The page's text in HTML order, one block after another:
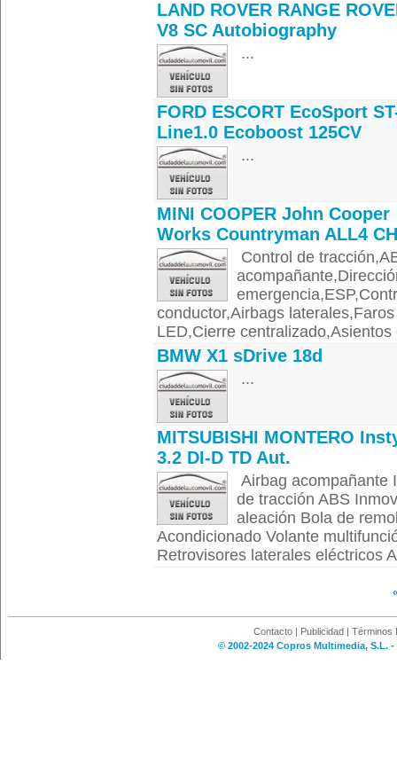
LAND ROVER RANGE
V8 SC Autobiography
...
FORD ESCORT EcoSport
Line1.0 Ecoboost 125CV
...
MINI COOPER John Cooper
Works Countryman ALL4
Control de
conductor,Airbags
LED,Cierre
BMW X1 sDrive 18d
...
MITSUBISHI MONTERO
3.2 DI-D TD Aut.
Airbag acompañante
de tracción ABS
aleación Bola de
Acondicionado Volante
Retrovisores laterales eléctricos
Contacto | Publicidad | Términos
© 2002-2024 Copros Multimedia, S.L.